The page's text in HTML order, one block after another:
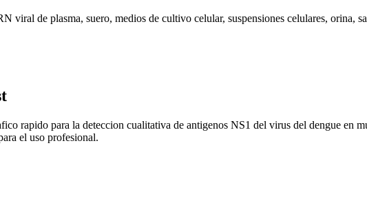
de plasma, suero, medios de cultivo celular, suspensiones celulares, orina,
rapido para la deteccion cualitativa de antigenos NS1 del virus del dengue en
el uso profesional.